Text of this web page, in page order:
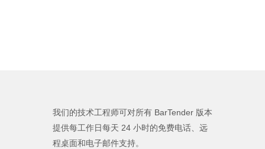
我们的技术工程师可对所有 BarTender 版本
提供每工作日每天 24 小时的免费电话、远
程桌面和电子邮件支持。